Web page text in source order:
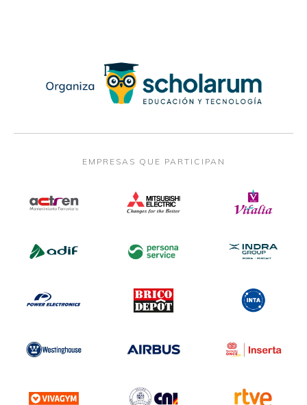
EMPRESAS QUE PARTICIPAN